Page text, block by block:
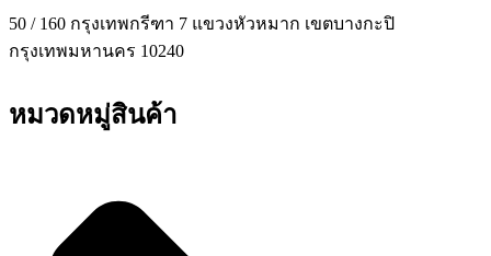
50 / 160 กรุงเทพกรีฑา 7 แขวงหัวหมาก เขตบางกะปิ
กรุงเทพมหานคร 10240
หมวดหมู่สินค้า